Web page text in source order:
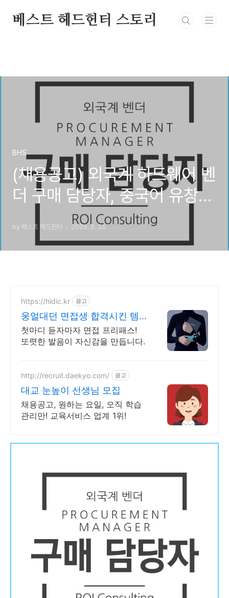
베스트 헤드헌터 스토리
BHS
(채용공고) 외국계 하드웨어 벤
더 구매 담당자, 중국어 유창
요건 있음.
by 베스트 헤드헌터 2026. 5. 26.
https://hidic.kr 광고
웅얼대던 면접생 합격시킨 템
면접 합격 필수템
첫마디 듣자마자 면접 프리패스!
또렷한 발음이 자신감을 만듭니다.
http://recruit.daekyo.com/ 광고
대교 눈높이 선생님 모집
채용공고, 원하는 요일, 오직 학습
관리만! 교육서비스 업계 1위!